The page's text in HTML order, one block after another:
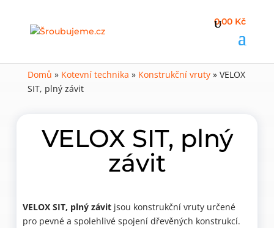
0,00 Kč
Domů » Kotevní technika » Konstrukční vruty» VELOX
SIT, plný závit
VELOX SIT, plný
závit
VELOX SIT, plný závit jsou konstrukční vruty určené
pro pevné a spolehlivé spojení dřevěných konstrukcí.